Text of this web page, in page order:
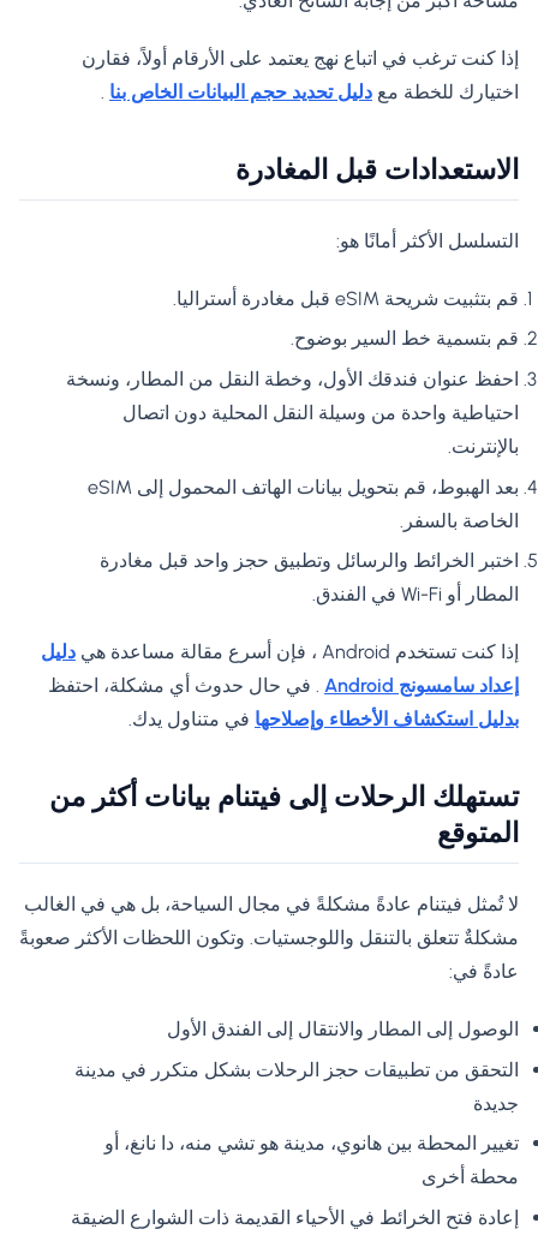
إذا كنت ترغب في اتباع نهج يعتمد على الأرقام أولاً، فقارن
اختيارك للخطة مع دليل تحديد حجم البيانات الخاص بنا .
الاستعدادات قبل المغادرة
التسلسل الأكثر أمانًا هو:
قم بتثبيت شريحة eSIM قبل مغادرة أستراليا.
قم بتسمية خط السير بوضوح.
احفظ عنوان فندقك الأول، وخطة النقل من المطار، ونسخة
احتياطية واحدة من وسيلة النقل المحلية دون اتصال
بالإنترنت.
بعد الهبوط، قم بتحويل بيانات الهاتف المحمول إلى eSIM
الخاصة بالسفر.
اختبر الخرائط والرسائل وتطبيق حجز واحد قبل مغادرة
المطار أو Wi-Fi في الفندق.
إذا كنت تستخدم Android ، فإن أسرع مقالة مساعدة هي
دليل
إعداد سامسونج Android
. في حال حدوث أي مشكلة، احتفظ
بدليل استكشاف الأخطاء وإصلاحها في متناول يدك.
تستهلك الرحلات إلى فيتنام بيانات أكثر من
المتوقع
لا تُمثل فيتنام عادةً مشكلةً في مجال السياحة، بل هي في الغالب
مشكلةٌ تتعلق بالتنقل واللوجستيات. وتكون اللحظات الأكثر صعوبةً
عادةً في:
الوصول إلى المطار والانتقال إلى الفندق الأول
التحقق من تطبيقات حجز الرحلات بشكل متكرر في مدينة
جديدة
تغيير المحطة بين هانوي، مدينة هو تشي منه، دا نانغ، أو
محطة أخرى
إعادة فتح الخرائط في الأحياء القديمة ذات الشوارع الضيقة